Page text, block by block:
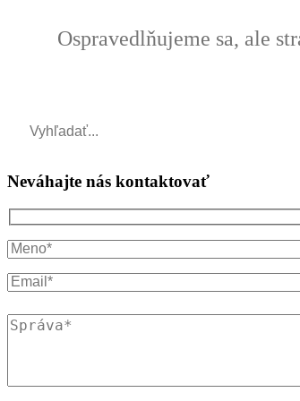
Ospravedlňujeme sa, ale
Neváhajte nás kontaktovať